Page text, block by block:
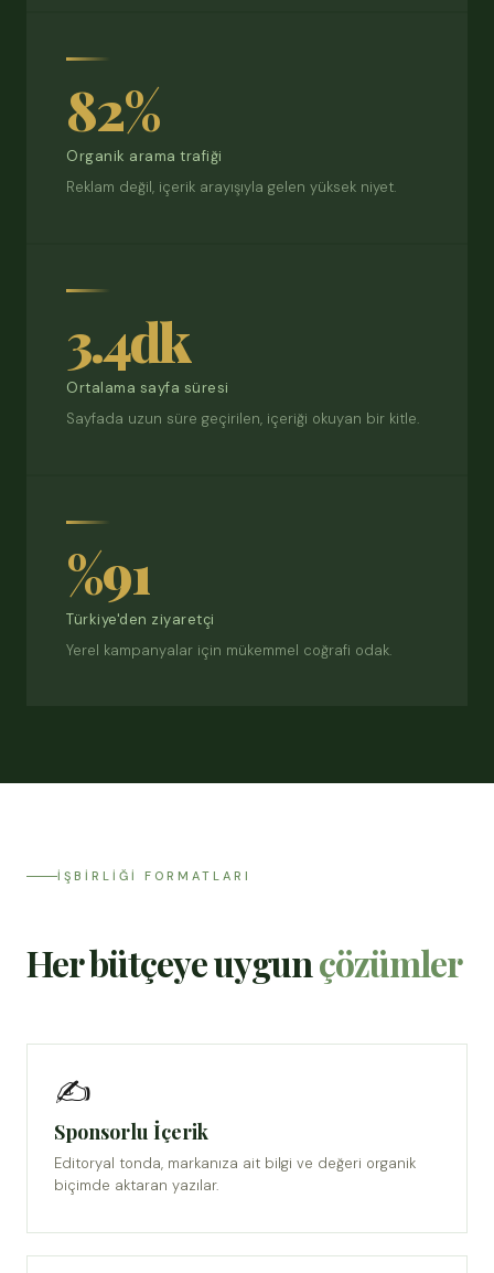
82%
Organik arama trafiği
Reklam değil, içerik arayışıyla gelen yüksek niyet.
3.4dk
Ortalama sayfa süresi
Sayfada uzun süre geçirilen, içeriği okuyan bir kitle.
%91
Türkiye'den ziyaretçi
Yerel kampanyalar için mükemmel coğrafi odak.
İŞBIRLIĞI FORMATLARI
Her bütçeye uygunçözümler
✍️
Sponsorlu İçerik
Editoryal tonda, markanıza ait bilgi ve değeri organik
biçimde aktaran yazılar.